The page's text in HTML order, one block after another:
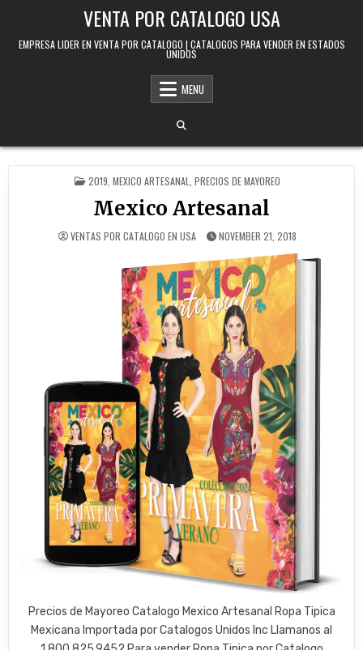
VENTA POR CATALOGO USA
EMPRESA LIDER EN VENTA POR CATALOGO | CATALOGOS PARA VENDER EN ESTADOS
UNIDOS
MENU
POSTED IN
2019 MEXICO ARTESANAL PRECIOS DE MAYOREO
Mexico Artesanal
VENTAS POR CATALOGO EN USA NOVEMBER 21, 2018
Precios de Mayoreo Catalogo Mexico Artesanal Ropa Tipica
Mexicana Importada por Catalogos Unidos Inc Llamanos al